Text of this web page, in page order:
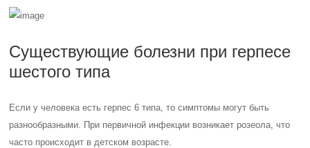
Существующие болезни при герпесе
шестого типа
Если у человека есть герпес 6 типа, то симптомы могут быть
разнообразными. При первичной инфекции возникает розеола, что
часто происходит в детском возрасте.